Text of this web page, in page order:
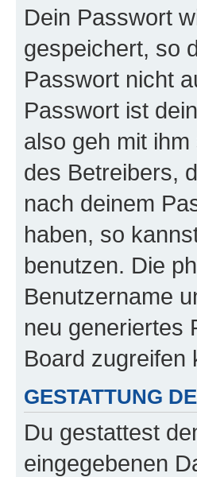
Dein Passwort
gespeichert, so
Passwort nicht
Passwort ist
also geh mit
des Betreibers,
nach deinem
haben, so
benutzen. Die
Benutzername
neu generiertes
Board zugreifen
GESTATTUNG
Du gestattest
eingegebenen